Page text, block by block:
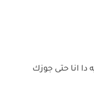
دا انا حتى جوزك